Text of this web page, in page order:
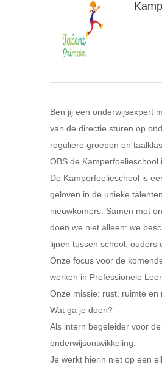
Ben jij een onderwijsexpert
van de directie sturen op
reguliere groepen en
OBS de Kamperfoelieschool
De Kamperfoelieschool is
geloven in de unieke
nieuwkomers. Samen met
doen we niet alleen: we
lijnen tussen school, ouders
Onze focus voor de
werken in Professionele
Onze missie: rust, ruimte en
Wat ga je doen?
Als intern begeleider voor
onderwijsontwikkeling.
Je werkt hierin niet op een